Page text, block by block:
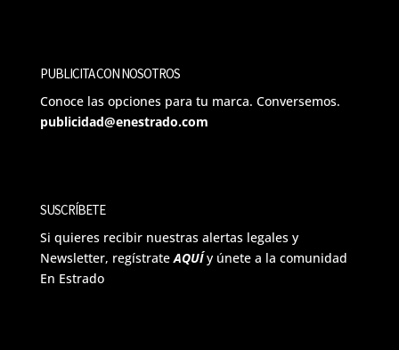
PUBLICITA CON NOSOTROS
Conoce las opciones para tu marca. Conversemos.
publicidad@enestrado.com
SUSCRÍBETE
Si quieres recibir nuestras alertas legales y
Newsletter, regístrateAQUÍ y únete a la comunidad
En Estrado